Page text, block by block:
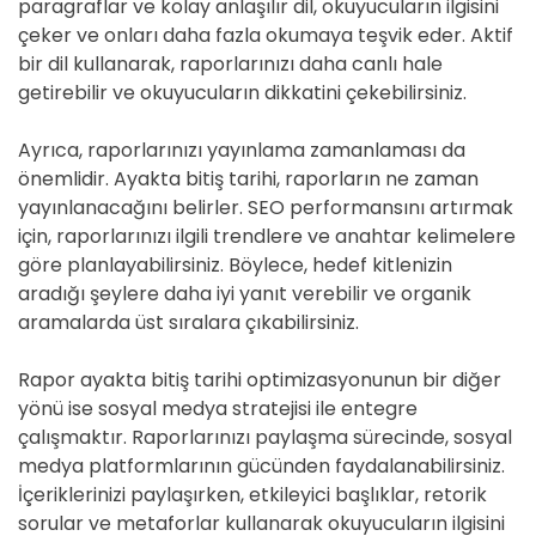
paragraflar ve kolay anlaşılır dil, okuyucuların ilgisini
çeker ve onları daha fazla okumaya teşvik eder. Aktif
bir dil kullanarak, raporlarınızı daha canlı hale
getirebilir ve okuyucuların dikkatini çekebilirsiniz.
Ayrıca, raporlarınızı yayınlama zamanlaması da
önemlidir. Ayakta bitiş tarihi, raporların ne zaman
yayınlanacağını belirler. SEO performansını artırmak
için, raporlarınızı ilgili trendlere ve anahtar kelimelere
göre planlayabilirsiniz. Böylece, hedef kitlenizin
aradığı şeylere daha iyi yanıt verebilir ve organik
aramalarda üst sıralara çıkabilirsiniz.
Rapor ayakta bitiş tarihi optimizasyonunun bir diğer
yönü ise sosyal medya stratejisi ile entegre
çalışmaktır. Raporlarınızı paylaşma sürecinde, sosyal
medya platformlarının gücünden faydalanabilirsiniz.
İçeriklerinizi paylaşırken, etkileyici başlıklar, retorik
sorular ve metaforlar kullanarak okuyucuların ilgisini